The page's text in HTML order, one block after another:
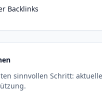
Backlinks
sinnvollen Schritt: